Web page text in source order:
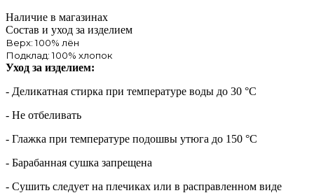
Наличие в магазинах
Состав и уход за изделием
Верх: 100% лён
Подклад: 100% хлопок
Уход за изделием:
- Деликатная стирка при температуре воды до 30 °C
- Не отбеливать
- Глажка при температуре подошвы утюга до 150 °C
- Барабанная сушка запрещена
- Сушить следует на плечиках или в расправленном виде